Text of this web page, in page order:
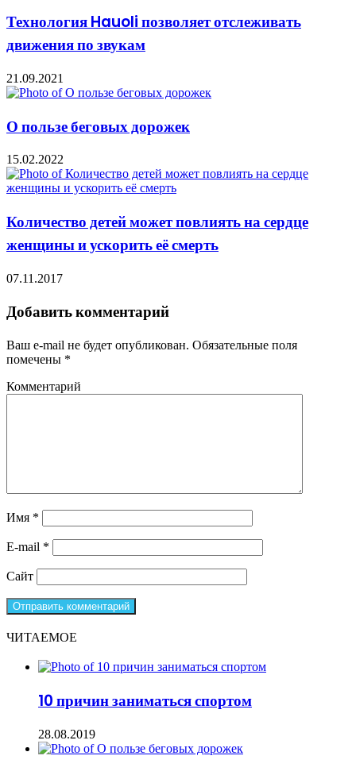
Технология Hauoli позволяет отслеживать
движения по звукам
21.09.2021
О пользе беговых дорожек
15.02.2022
Количество детей может повлиять на сердце
женщины и ускорить её смерть
07.11.2017
Добавить комментарий
Ваш e-mail не будет опубликован. Обязательные поля
помечены *
Комментарий
Имя *
E-mail *
Сайт
ЧИТАЕМОЕ
10 причин заниматься спортом
28.08.2019